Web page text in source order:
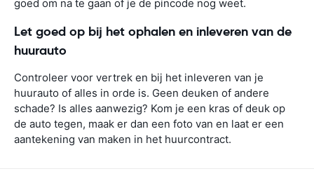
goed om na te gaan of je de pincode nog weet.
Let goed op bij het ophalen en inleveren van de
huurauto
Controleer voor vertrek en bij het inleveren van je
huurauto of alles in orde is. Geen deuken of andere
schade? Is alles aanwezig? Kom je een kras of deuk op
de auto tegen, maak er dan een foto van en laat er een
aantekening van maken in het huurcontract.